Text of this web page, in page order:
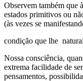
Observem também que
estados primitivos ou
(às vezes se
condição que lhe
Nossa consciência,
extrema facilidade de
pensamentos,